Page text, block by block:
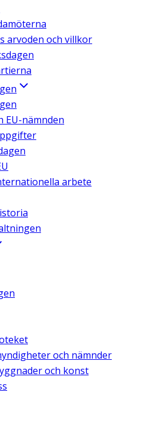
arvoden och villkor
EU-nämnden
arbete
och nämnder
och konst